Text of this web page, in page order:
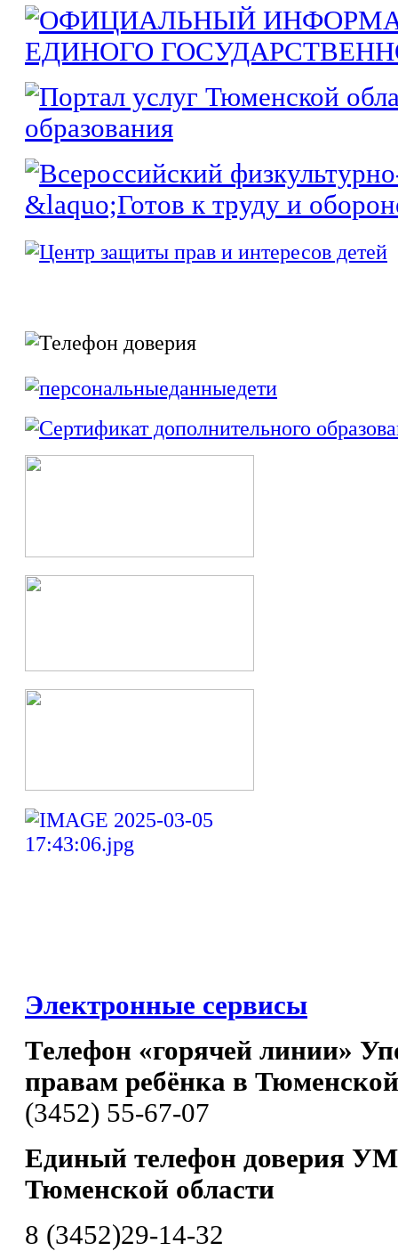
Электронные сервисы
Телефон «горячей линии»
правам ребёнка в
(3452) 55-67-07
Единый телефон доверия
Тюменской области
8 (3452)29-14-32